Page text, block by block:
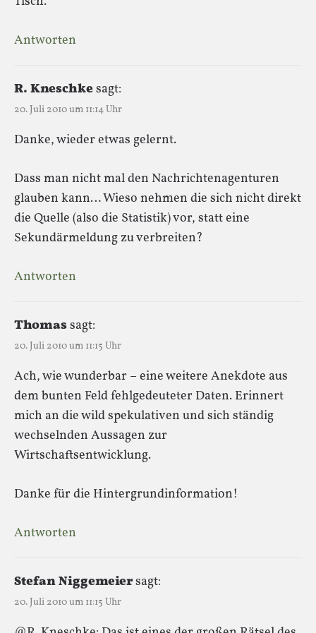
Antworten
R. Kneschkesagt:
20. Juli 2010 um 11:14 Uhr
Danke, wieder etwas gelernt.
Dass man nicht mal den Nachrichtenagenturen
glauben kann… Wieso nehmen die sich nicht direkt
die Quelle (also die Statistik) vor, statt eine
Sekundärmeldung zu verbreiten?
Antworten
Thomassagt:
20. Juli 2010 um 11:15 Uhr
Ach, wie wunderbar – eine weitere Anekdote aus
dem bunten Feld fehlgedeuteter Daten. Erinnert
mich an die wild spekulativen und sich ständig
wechselnden Aussagen zur
Wirtschaftsentwicklung.
Danke für die Hintergrundinformation!
Antworten
Stefan Niggemeiersagt:
20. Juli 2010 um 11:15 Uhr